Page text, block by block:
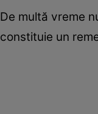
De multă vreme
constituie un